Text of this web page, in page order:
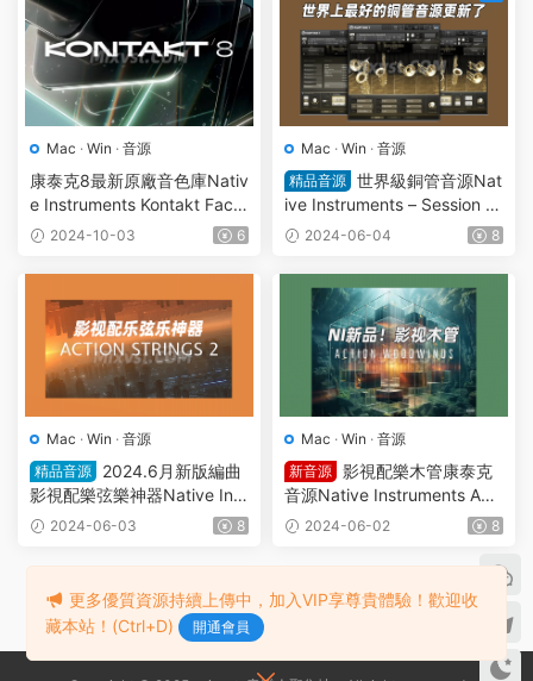
Mac · Win · 音源
康泰克8最新原廠音色庫Nativ
e Instruments Kontakt Facto
ry Library 2 v1.4.0
2024-10-03 6
Mac · Win · 音源
精品音源 世界級銅管音源Nat
ive Instruments – Session H
orns Pro v1.5.0 KONTAKT康
2024-06-04 8
Mac · Win · 音源
精品音源
2024.6月新版編曲
影視配樂弦樂神器Native Inst
ruments – Action Strings 2 v
2024-06-03 8
Mac · Win · 音源
新音源 影視配樂木管康泰克
音源Native Instruments Acti
on Woodwinds v1.0.0 KONT
2024-06-02 8
1 2 3 ... 下一頁 跳轉
更多優質資源持續上傳中，加入VIP享尊貴體驗！歡迎收
藏本站！(Ctrl+D)
開通會員